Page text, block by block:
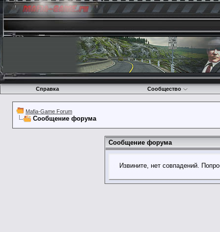
Справка Сообщество
Mafia-Game Forum
Сообщение форума
Сообщение форума
Извините, нет совпадений.